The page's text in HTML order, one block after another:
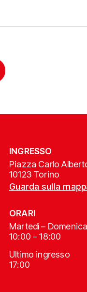
INGRESSO
Piazza Carlo
10123 Torino
Guarda sulla
ORARI
Martedì – Domenica
10:00 – 18:00
Ultimo ingresso
17:00